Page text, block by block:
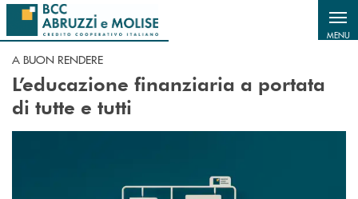
Salta al contenuto principale
MENU
A BUON RENDERE
L’educazione finanziaria a portata
di tutte e tutti